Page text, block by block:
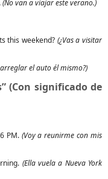
(No van a viajar este verano.)
this weekend? (¿Vas a visitar
arreglar el auto él mismo?)
(Con significado de
PM. (Voy a reunirme con mis
(Ella vuela a Nueva York